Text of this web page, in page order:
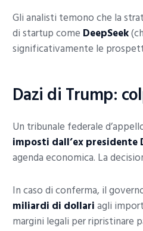
Gli analisti temono che la
di startup come DeepSeek
significativamente le
Dazi di Trump:
Un tribunale federale
imposti dall’ex presidente
agenda economica. La
In caso di conferma, il
miliardi di dollariagli
margini legali per ripristinare